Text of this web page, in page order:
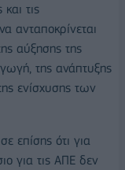
τις
ανταποκρίνεται
αύξησης της
της ανάπτυξης
ενίσχυσης των
επίσης ότι για
για τις ΑΠΕ δεν